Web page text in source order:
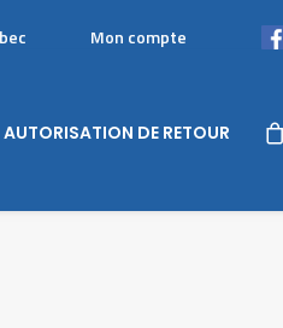
Mon compte Facebook
AUTORISATION DE RETOUR